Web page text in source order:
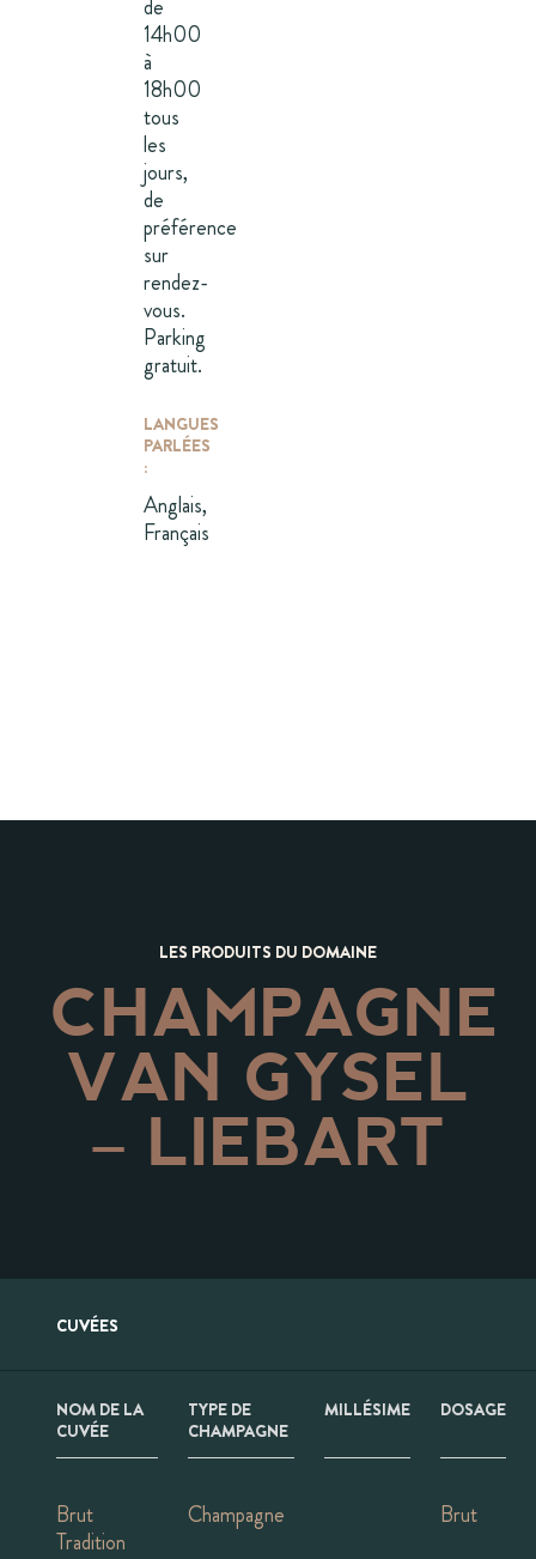
de
14h00
à
18h00
tous
les
jours,
de
préférence
sur
rendez-
vous.
Parking
gratuit.
LANGUES
PARLÉES
:
Anglais,
Français
LES PRODUITS DU DOMAINE
CHAMPAGNE
VAN GYSEL
– LIEBART
CUVÉES
NOM DE LA
CUVÉE
TYPE DE
CHAMPAGNE
MILLÉSIME DOSAGE
Brut
Tradition
Champagne Brut